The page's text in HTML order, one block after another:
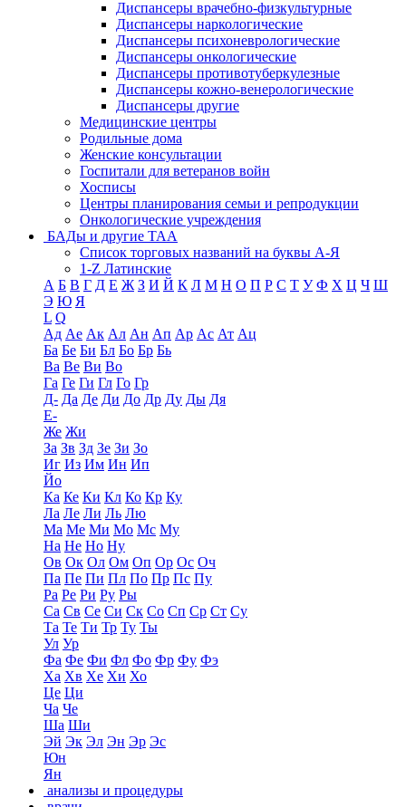
Диспансеры врачебно-физкультурные
Диспансеры наркологические
Диспансеры психоневрологические
Диспансеры онкологические
Диспансеры противотуберкулезные
Диспансеры кожно-венерологические
Диспансеры другие
Медицинские центры
Родильные дома
Женские консультации
Госпитали для ветеранов войн
Хосписы
Центры планирования семьи и репродукции
Онкологические учреждения
БАДы и другие ТАА
Список торговых названий на буквы А-Я
1-Z Латинские
А Б В Г Д Е Ж З И Й К Л М Н О П Р С Т У Ф Х Ц Ч Ш
Э Ю Я
L Q
Ад Ае Ак Ал Ан Ап Ар Ас Ат Ац
Ба Бе Би Бл Бо Бр Бь
Ва Ве Ви Во
Га Ге Ги Гл Го Гр
Д- Да Де Ди До Др Ду Ды Дя
Е-
Же Жи
За Зв Зд Зе Зи Зо
Иг Из Им Ин Ип
Йо
Ка Ке Ки Кл Ко Кр Ку
Ла Ле Ли Ль Лю
Ма Ме Ми Мо Мс Му
На Не Но Ну
Ов Ок Ол Ом Оп Ор Ос Оч
Па Пе Пи Пл По Пр Пс Пу
Ра Ре Ри Ру Ры
Са Св Се Си Ск Со Сп Ср Ст Су
Та Те Ти Тр Ту Ты
Ул Ур
Фа Фе Фи Фл Фо Фр Фу Фэ
Ха Хв Хе Хи Хо
Це Ци
Ча Че
Ша Ши
Эй Эк Эл Эн Эр Эс
Юн
Ян
анализы и процедуры